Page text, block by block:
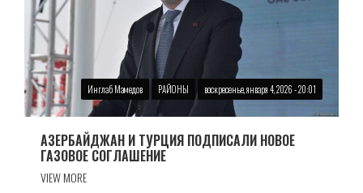
Инглаб Мамедов РАЙОНЫ воскресенье, января 4, 2026 - 20:01
АЗЕРБАЙДЖАН И ТУРЦИЯ ПОДПИСАЛИ НОВОЕ
ГАЗОВОЕ СОГЛАШЕНИЕ
VIEW MORE